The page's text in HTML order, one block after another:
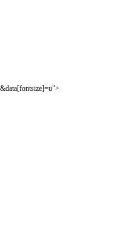
&data[fontsize]=u">